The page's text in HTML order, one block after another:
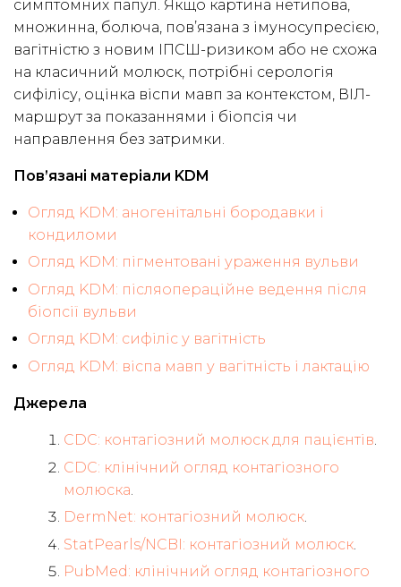
симптомних папул. Якщо картина нетипова,
множинна, болюча, пов’язана з імуносупресією,
вагітністю з новим ІПСШ-ризиком або не схожа
на класичний молюск, потрібні серологія
сифілісу, оцінка віспи мавп за контекстом, ВІЛ-
маршрут за показаннями і біопсія чи
направлення без затримки.
Пов’язані матеріали KDM
Огляд KDM: аногенітальні бородавки і
кондиломи
Огляд KDM: пігментовані ураження вульви
Огляд KDM: післяопераційне ведення після
біопсії вульви
Огляд KDM: сифіліс у вагітність
Огляд KDM: віспа мавп у вагітність і лактацію
Джерела
CDC: контагіозний молюск для пацієнтів.
CDC: клінічний огляд контагіозного
молюска
DermNet: контагіозний молюск.
StatPearls/NCBI: контагіозний молюск
PubMed: клінічний огляд контагіозного